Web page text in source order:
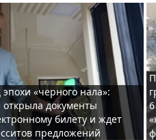
«черного нала»:
открыла документы
билету и ждет
предложений